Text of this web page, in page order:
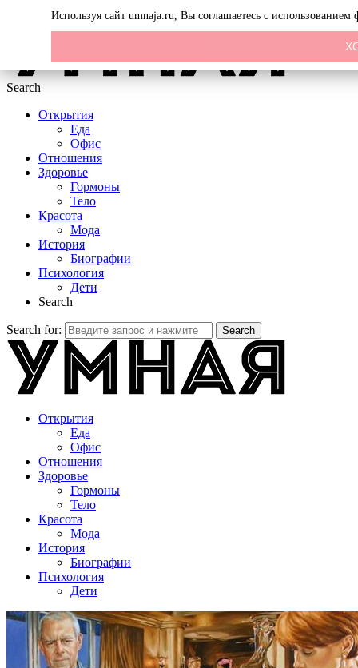
Search
Открытия
Еда
Офис
Отношения
Здоровье
Гормоны
Тело
Красота
Мода
История
Биографии
Психология
Дети
Search
Search for: Search
Открытия
Еда
Офис
Отношения
Здоровье
Гормоны
Тело
Красота
Мода
История
Биографии
Психология
Дети
Используя сайт umnaja.ru, Вы соглашаетесь с использованием